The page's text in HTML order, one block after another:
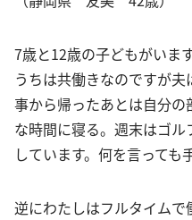
7歳と12歳の子どもがいます
うちは共働きなのですが
事から帰ったあとは自分
な時間に寝る。週末はゴ
しています。何を言っても
逆にわたしはフルタイム